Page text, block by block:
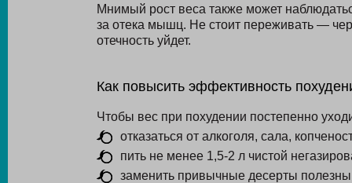
Мнимый рост веса также может
за отека мышц. Не стоит переживать —
отечность уйдет.
Как повысить эффективность
Чтобы вес при похудении постепенно
отказаться от алкоголя, сала,
пить не менее 1,5-2 л чистой
заменить привычные десерты